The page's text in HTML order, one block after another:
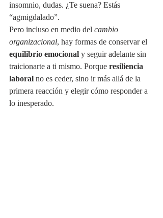
insomnio, dudas. ¿Te suena? Estás
“agmigdalado”.
Pero incluso en medio del cambio
organizacional, hay formas de conservar el
equilibrio emocional y seguir adelante sin
traicionarte a ti mismo. Porque resiliencia
laboral no es ceder, sino ir más allá de la
primera reacción y elegir cómo responder a
lo inesperado.